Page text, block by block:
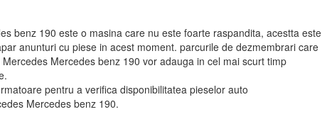
benz 190 este o masina care nu este foarte raspandita, acestta este
anunturi cu piese in acest moment. parcurile de dezmembrari care
Mercedes benz 190 vor adauga in cel mai scurt timp
pentru a verifica disponibilitatea pieselor auto
Mercedes benz 190.